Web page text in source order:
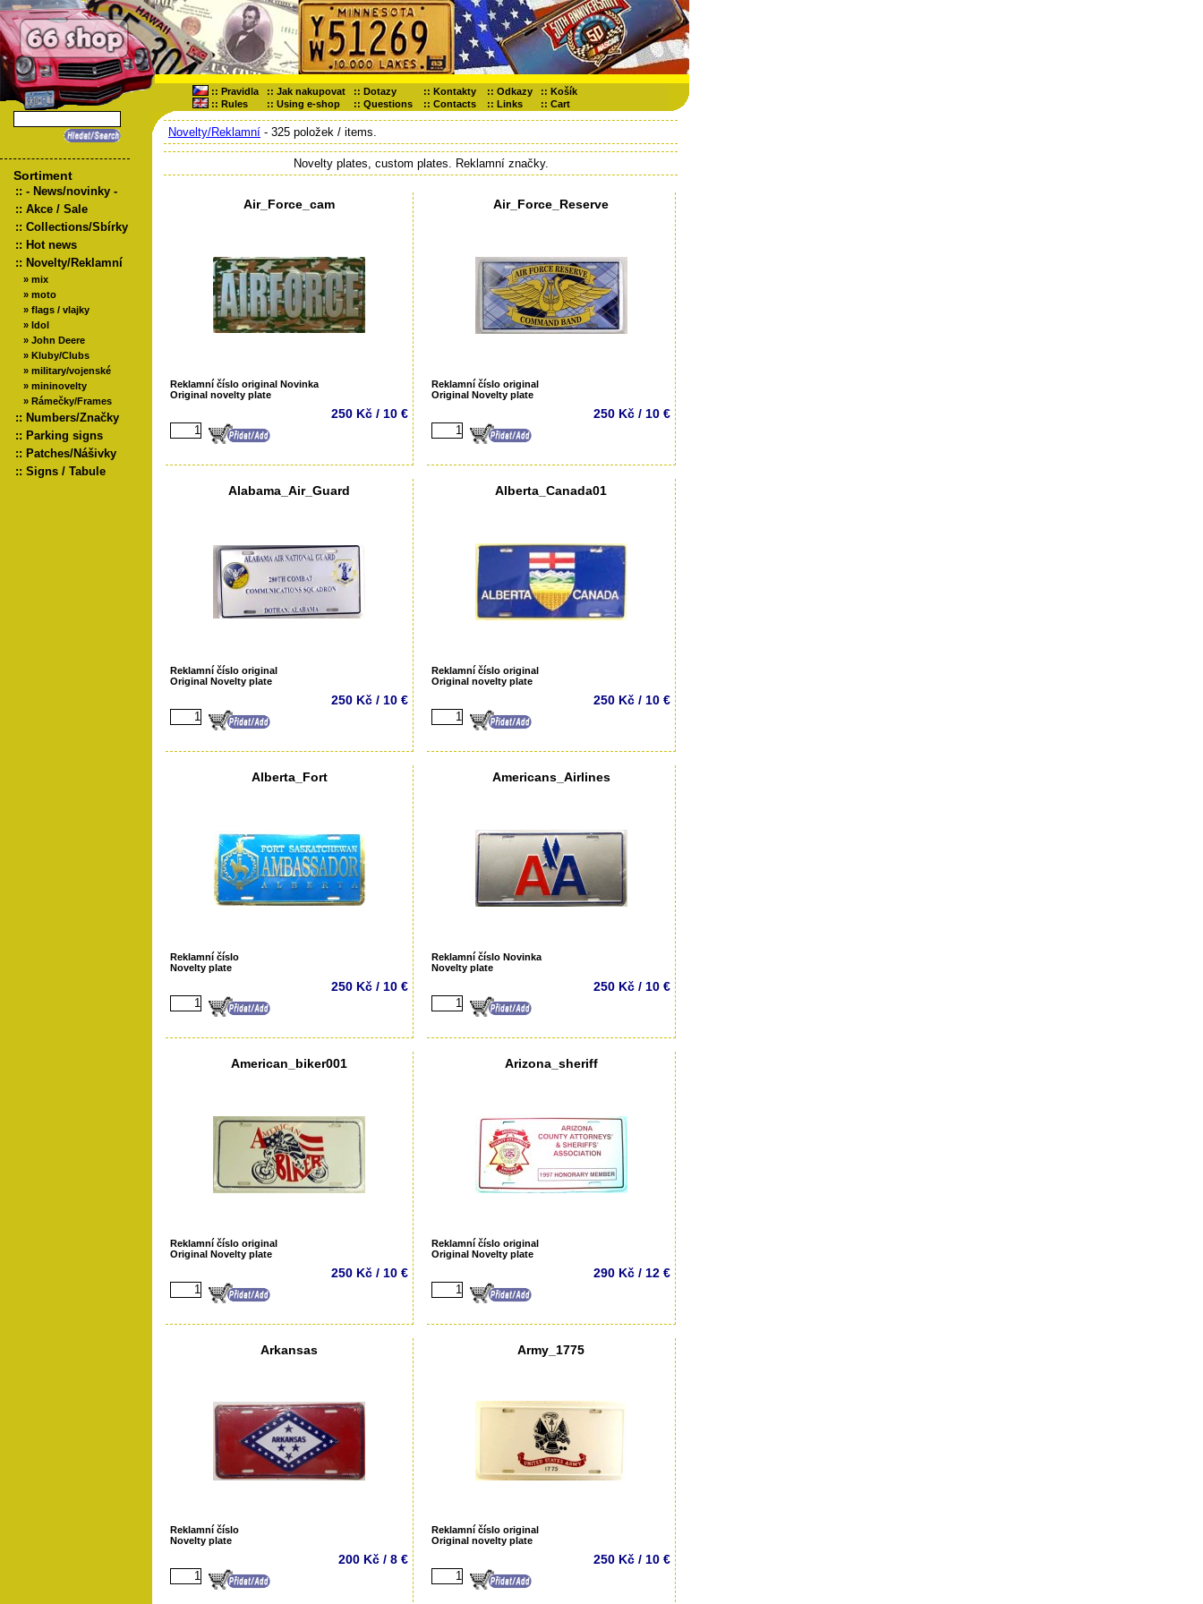
:: Pravidla :: Jak nakupovat :: Dotazy :: Kontakty :: Odkazy :: Košík
:: Rules :: Using e-shop :: Questions :: Contacts :: Links :: Cart
Sortiment
:: - News/novinky -
:: Akce / Sale
:: Collections/Sbírky
:: Hot news
:: Novelty/Reklamní
» mix
» moto
» flags / vlajky
» Idol
» John Deere
» Kluby/Clubs
» military/vojenské
» mininovelty
» Rámečky/Frames
:: Numbers/Značky
:: Parking signs
:: Patches/Nášivky
:: Signs / Tabule
Novelty/Reklamní - 325 položek / items.
Novelty plates, custom plates. Reklamní značky.
Air_Force_cam
Reklamní číslo original Novinka
Original novelty plate
250 Kč / 10 €
Air_Force_Reserve
Reklamní číslo original
Original Novelty plate
250 Kč / 10 €
Alabama_Air_Guard
Reklamní číslo original
Original Novelty plate
250 Kč / 10 €
Alberta_Canada01
Reklamní číslo original
Original novelty plate
250 Kč / 10 €
Alberta_Fort
Reklamní číslo
Novelty plate
250 Kč / 10 €
Americans_Airlines
Reklamní číslo Novinka
Novelty plate
250 Kč / 10 €
American_biker001
Reklamní číslo original
Original Novelty plate
250 Kč / 10 €
Arizona_sheriff
Reklamní číslo original
Original Novelty plate
290 Kč / 12 €
Arkansas
Reklamní číslo
Novelty plate
200 Kč / 8 €
Army_1775
Reklamní číslo original
Original novelty plate
250 Kč / 10 €